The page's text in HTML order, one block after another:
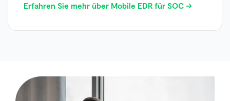
Erfahren Sie mehr über Mobile EDR für SOC →